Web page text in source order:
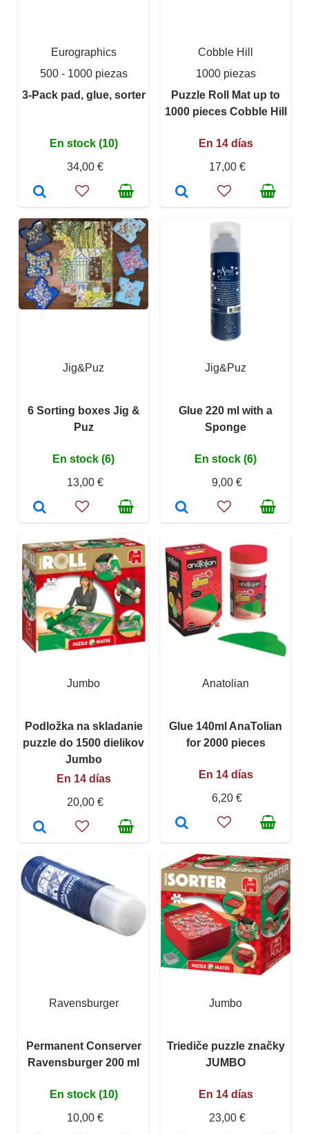
Eurographics
500 - 1000 piezas
3-Pack pad, glue, sorter
En stock (10)
34,00 €
Cobble Hill
1000 piezas
Puzzle Roll Mat up to
1000 pieces Cobble Hill
En 14 días
17,00 €
Jig&Puz
6 Sorting boxes Jig &
Puz
En stock (6)
13,00 €
Jig&Puz
Glue 220 ml with a
Sponge
En stock (6)
9,00 €
Jumbo
Podložka na skladanie
puzzle do 1500 dielikov
Jumbo
En 14 días
20,00 €
Anatolian
Glue 140ml AnaTolian
for 2000 pieces
En 14 días
6,20 €
Ravensburger
Permanent Conserver
Ravensburger 200 ml
En stock (10)
10,00 €
Jumbo
Triediče puzzle značky
JUMBO
En 14 días
23,00 €